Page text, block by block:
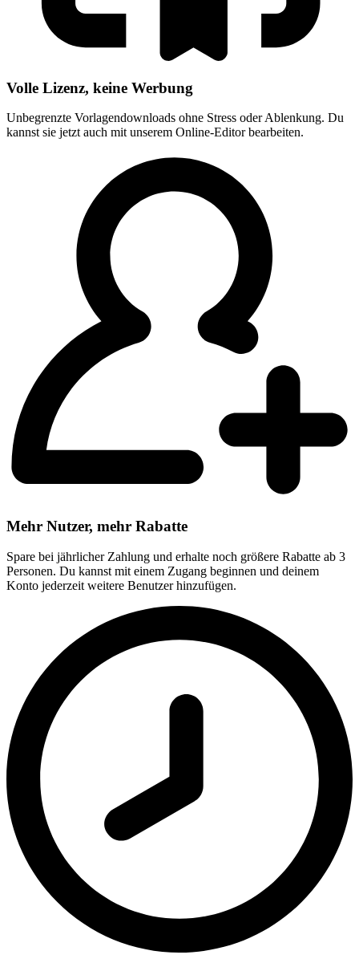
Volle Lizenz, keine Werbung
Unbegrenzte Vorlagendownloads ohne Stress oder Ablenkung. Du
kannst sie jetzt auch mit unserem Online-Editor bearbeiten.
Mehr Nutzer, mehr Rabatte
Spare bei jährlicher Zahlung und erhalte noch größere Rabatte ab 3
Personen. Du kannst mit einem Zugang beginnen und deinem
Konto jederzeit weitere Benutzer hinzufügen.